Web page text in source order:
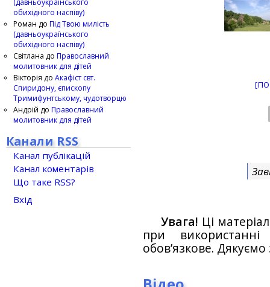
Увага! Ці
при
обов’язкове.
обихідного наспіву)
Роман до Під Твою милість
(давньоукраїнського
обихідного наспіву)
Світлана до Православний
молитовник для дітей
Вікторія до Акафіст свт.
Спиридону, єпископу
Тримифунтському, чудотворцю
Андрій до Православний
молитовник для дітей
Канали RSS
Канал публікацій
Канал коментарів
Що таке RSS?
Вхід